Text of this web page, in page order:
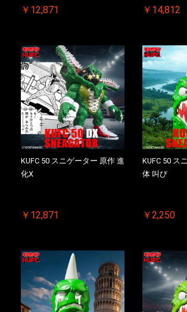
カートへ
￥12,871 ￥14,812
KUFC 50 スニゲーター 原作 進
化X
￥12,871
KUFC 50 ス
体 叫び
￥2,250